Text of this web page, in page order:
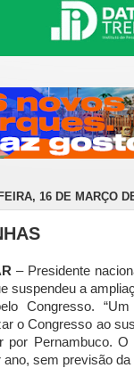
16 DE MARÇO
– Presidente
suspendeu a
Congresso.
o Congresso ao
por Pernambuco.
ano, sem previsão